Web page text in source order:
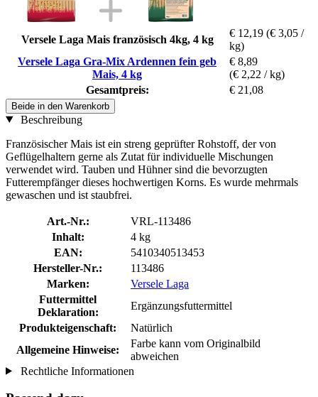
Versele Laga Mais französisch 4kg, 4 kg
€ 12,19 (€ 3,05 /
kg)
Versele Laga Gra-Mix Ardennen fein geb
Mais, 4 kg
€ 8,89
(€ 2,22 / kg)
Gesamtpreis:
€ 21,08
Beide in den Warenkorb
Beschreibung
Französischer Mais ist ein streng geprüfter Rohstoff, der von
Geflügelhaltern gerne als Zutat für individuelle Mischungen
verwendet wird. Tauben und Hühner sind die bevorzugten
Futterempfänger dieses hochwertigen Korns. Es wurde mehrmals
gewaschen und ist staubfrei.
Art.-Nr.:
VRL-113486
Inhalt:
4 kg
EAN:
5410340513453
Hersteller-Nr.:
113486
Marken:
Versele Laga
Futtermittel
Deklaration:
Ergänzungsfuttermittel
Produkteigenschaft:
Natürlich
Allgemeine Hinweise:
Farbe kann vom Originalbild
abweichen
Rechtliche Informationen